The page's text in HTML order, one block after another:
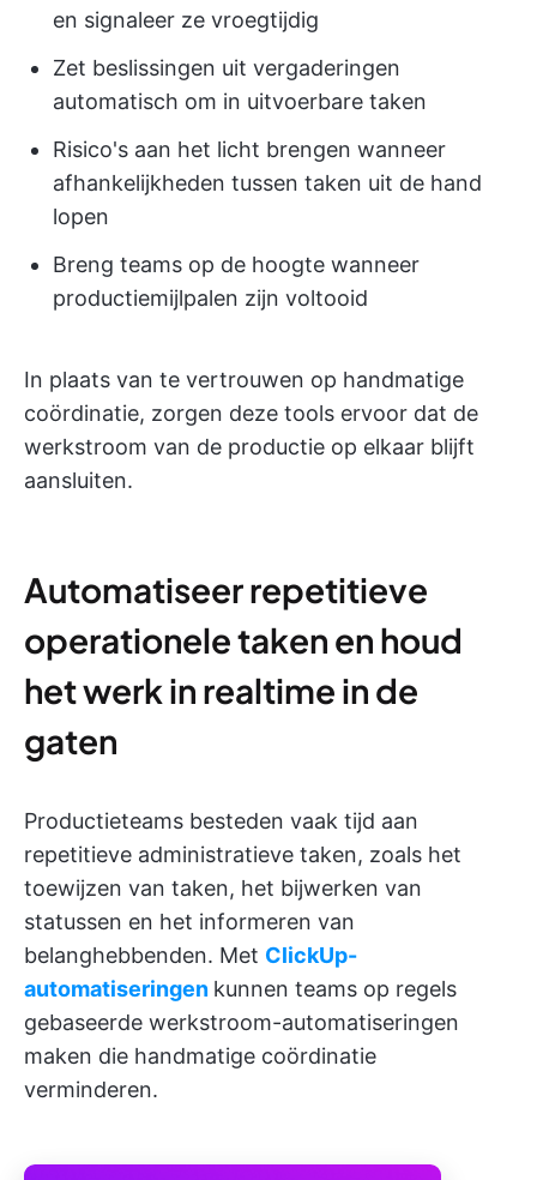
en signaleer ze vroegtijdig
Zet beslissingen uit vergaderingen
automatisch om in uitvoerbare taken
Risico's aan het licht brengen wanneer
afhankelijkheden tussen taken uit de hand
lopen
Breng teams op de hoogte wanneer
productiemijlpalen zijn voltooid
In plaats van te vertrouwen op handmatige
coördinatie, zorgen deze tools ervoor dat de
werkstroom van de productie op elkaar blijft
aansluiten.
Automatiseer repetitieve
operationele taken en houd
het werk in realtime in de
gaten
Productieteams besteden vaak tijd aan
repetitieve administratieve taken, zoals het
toewijzen van taken, het bijwerken van
statussen en het informeren van
belanghebbenden. Met ClickUp-
automatiseringen kunnen teams op regels
gebaseerde werkstroom-automatiseringen
maken die handmatige coördinatie
verminderen.